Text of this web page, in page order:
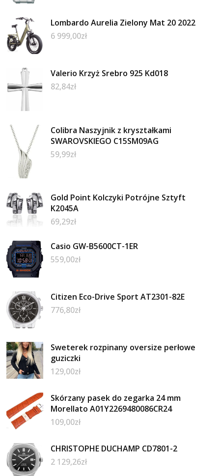
Lombardo Aurelia Zielony Mat 20 2022
6 999,00zł
Valerio Krzyż Srebro 925 Kd018
82,84zł
Colibra Naszyjnik z kryształkami
SWAROVSKIEGO C15SM09AG
59,99zł
Gold Point Kolczyki Potrójne Sztyft
K2045A
69,29zł
Casio GW-B5600CT-1ER
559,00zł
Citizen Eco-Drive Sport AT2301-82E
776,80zł
Sweterek rozpinany oversize perłowe
guziczki
129,00zł
Skórzany pasek do zegarka 24 mm
Morellato A01Y2269480086CR24
109,00zł
CHRISTOPHE DUCHAMP CD7801-2
2 129,26zł